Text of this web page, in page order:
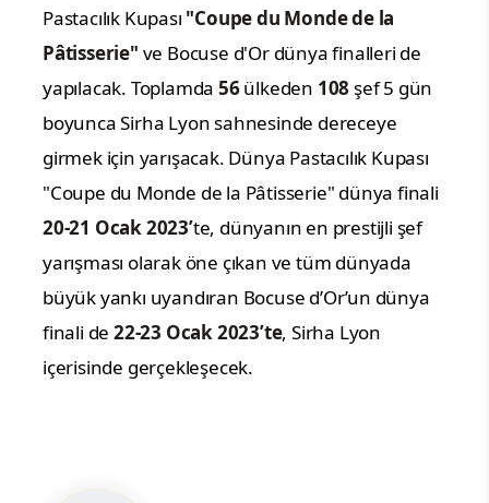
Pastacılık Kupası "Coupe du Monde de la
Pâtisserie" ve Bocuse d'Or dünya finalleri de
yapılacak. Toplamda56ülkeden 108 şef 5 gün
boyunca Sirha Lyon sahnesinde dereceye
girmek için yarışacak. Dünya Pastacılık Kupası
"Coupe du Monde de la Pâtisserie" dünya finali
20-21 Ocak 2023’te, dünyanın en prestijli şef
yarışması olarak öne çıkan ve tüm dünyada
büyük yankı uyandıran Bocuse d’Or’un dünya
finali de 22-23 Ocak 2023’te, Sirha Lyon
içerisinde gerçekleşecek.